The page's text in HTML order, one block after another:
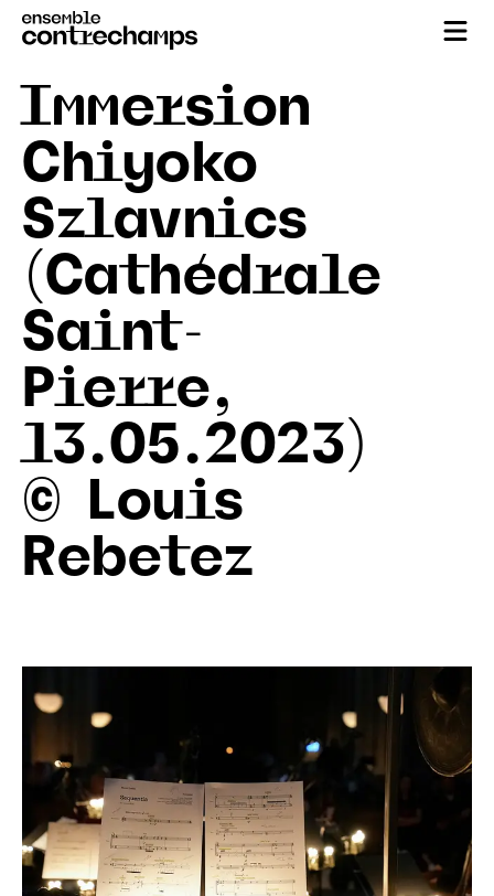
Immersion
Chiyoko
Szlavnics
(Cathédrale
Saint-
Pierre,
13.05.2023)
© Louis
Rebetez